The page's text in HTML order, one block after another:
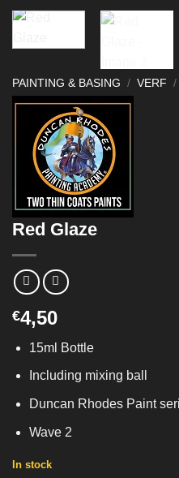
PAINTING & BASING / VERF /
Red Glaze
€4,50
15ml Bottle
Including mixing ball
Duncan Rhodes Paint
Wave 2
In stock